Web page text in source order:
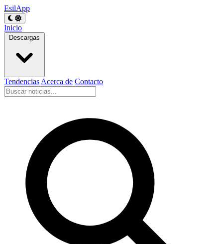
EsilApp
Inicio
Descargas
Tendencias Acerca de Contacto